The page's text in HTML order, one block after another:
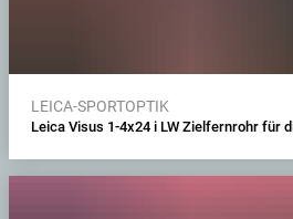
LEICA-SPORTOPTIK
Leica Visus 1-4x24 i LW Zielfernrohr für